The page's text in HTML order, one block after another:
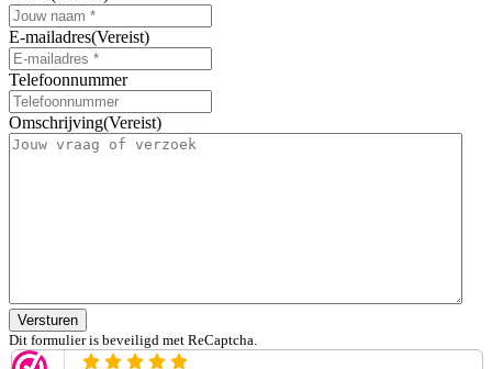
E-mailadres(Vereist)
Telefoonnummer
Omschrijving(Vereist)
Versturen
Dit formulier is beveiligd met ReCaptcha.